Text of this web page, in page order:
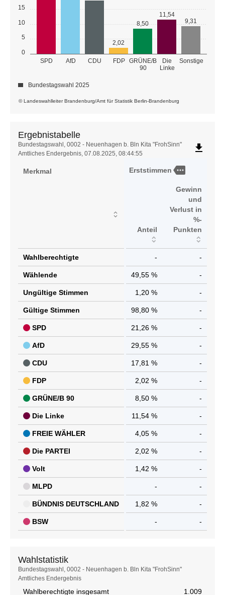
0
5
10
15
SPD AfD CDU FDP GRÜNE/B
90
Die
Linke
Sonstige
2,02
8,50
11,54
9,31
© Landeswahlleiter Brandenburg/Amt für Statistik Berlin-Brandenburg
Bundestagswahl 2025
Ergebnistabelle
Ergebnistabelle
Bundestagswahl, 0002 - Neuenhagen b. Bln Kita "FrohSinn"
Amtliches Endergebnis, 07.08.2025, 08:44:55
file_download
Merkmal Erststimmen more
Anteil
Gewinn
und
Verlust in
%-
Punkten
Wahlberechtigte - -
Wählende 49,55 % -
Ungültige Stimmen 1,20 % -
Gültige Stimmen 98,80 % -
SPD 21,26 % -
AfD 29,55 % -
CDU 17,81 % -
FDP 2,02 % -
GRÜNE/B 90 8,50 % -
Die Linke 11,54 % -
FREIE WÄHLER 4,05 % -
Die PARTEI 2,02 % -
Volt 1,42 % -
MLPD - -
BÜNDNIS DEUTSCHLAND 1,82 % -
BSW - -
Wahlstatistik
Wahlstatistik
Bundestagswahl, 0002 - Neuenhagen b. Bln Kita "FrohSinn"
Amtliches Endergebnis
Wahlberechtigte insgesamt 1.009